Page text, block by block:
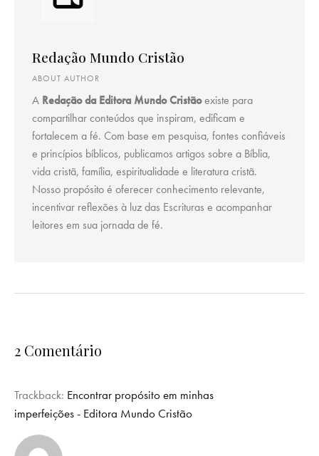
Redação Mundo Cristão
ABOUT AUTHOR
A Redação da Editora Mundo Cristãoexiste para
compartilhar conteúdos que inspiram, edificam e
fortalecem a fé. Com base em pesquisa, fontes confiáveis
e princípios bíblicos, publicamos artigos sobre a Bíblia,
vida cristã, família, espiritualidade e literatura cristã.
Nosso propósito é oferecer conhecimento relevante,
incentivar reflexões à luz das Escrituras e acompanhar
leitores em sua jornada de fé.
2 Comentário
Trackback: Encontrar propósito em minhas
imperfeições - Editora Mundo Cristão